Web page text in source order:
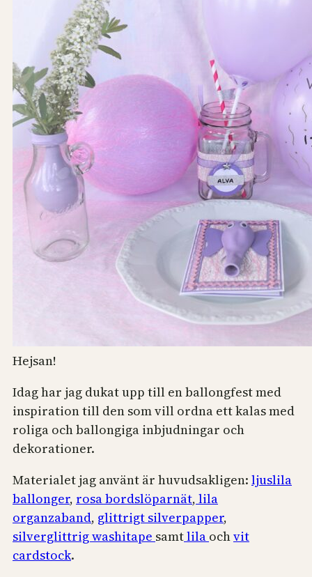
Hejsan!
Idag har jag dukat upp till en ballongfest med
inspiration till den som vill ordna ett kalas med
roliga och ballongiga inbjudningar och
dekorationer.
Materialet jag använt är huvudsakligen: ljuslila
ballonger, rosa bordslöparnät, lila
organzaband, glittrigt silverpapper,
silverglittrig washitape samtlila ochvit
cardstock.